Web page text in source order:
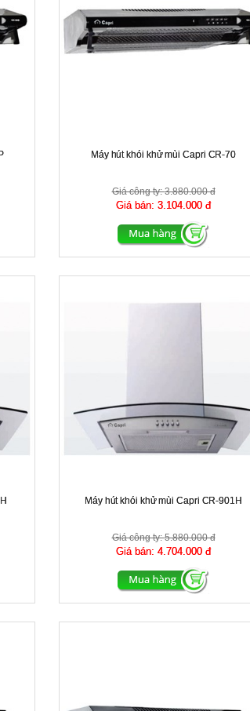
Máy hút khói khử mùi Capri CR-70
Giá công ty:3.880.000 đ
Giá bán: 3.104.000 đ
Máy hút khói khử mùi Capri CR-901H
Giá công ty:5.880.000 đ
Giá bán: 4.704.000 đ